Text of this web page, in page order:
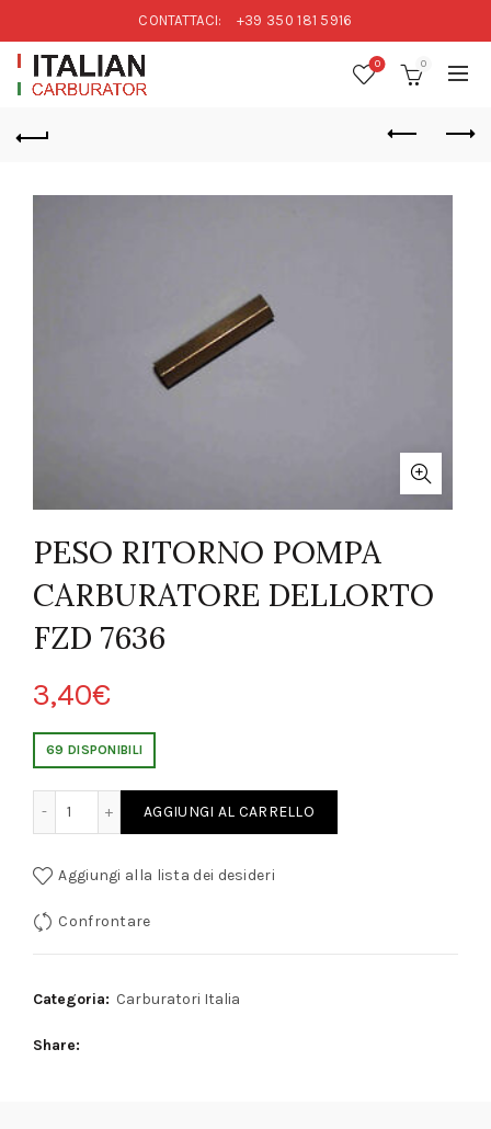
CONTATTACI: +39 350 181 5916
0 0
PESO RITORNO POMPA
CARBURATORE DELLORTO
FZD 7636
3,40€
69 DISPONIBILI
AGGIUNGI AL CARRELLO
Aggiungi alla lista dei desideri
Confrontare
Categoria: Carburatori Italia
Share